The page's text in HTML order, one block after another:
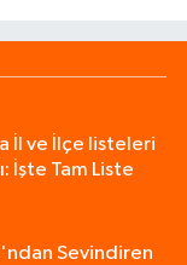
İl ve İlçe listeleri
İşte Tam Liste
Sevindiren